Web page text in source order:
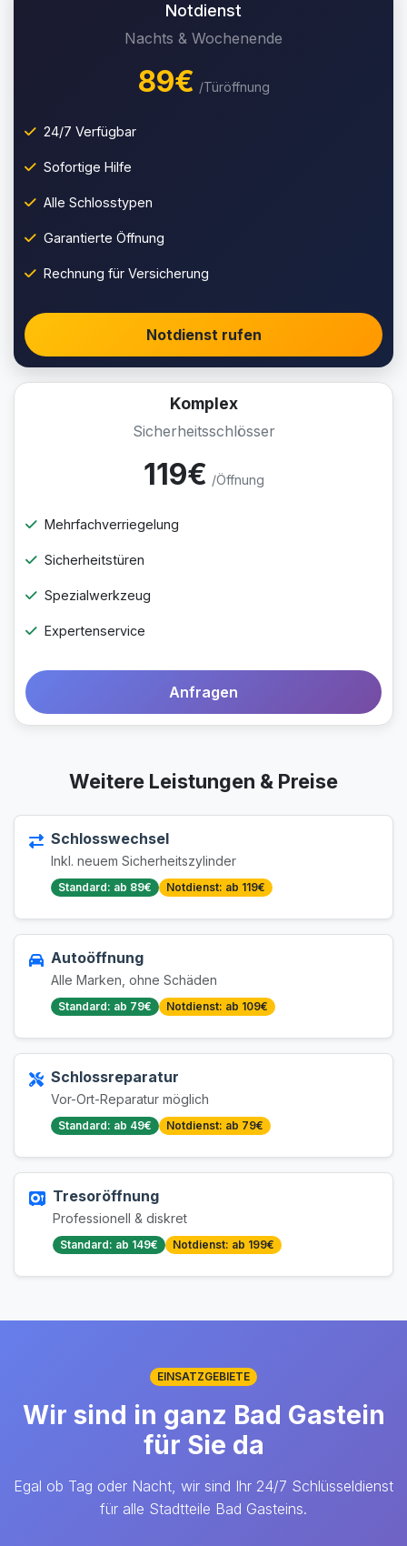
Notdienst
Nachts & Wochenende
89€ /Türöffnung
24/7 Verfügbar
Sofortige Hilfe
Alle Schlosstypen
Garantierte Öffnung
Rechnung für Versicherung
Notdienst rufen
Komplex
Sicherheitsschlösser
119€ /Öffnung
Mehrfachverriegelung
Sicherheitstüren
Spezialwerkzeug
Expertenservice
Anfragen
Weitere Leistungen & Preise
Schlosswechsel
Inkl. neuem Sicherheitszylinder
Standard: ab 89€ Notdienst: ab 119€
Autoöffnung
Alle Marken, ohne Schäden
Standard: ab 79€ Notdienst: ab 109€
Schlossreparatur
Vor-Ort-Reparatur möglich
Standard: ab 49€ Notdienst: ab 79€
Tresoröffnung
Professionell & diskret
Standard: ab 149€ Notdienst: ab 199€
EINSATZGEBIETE
Wir sind in ganz Bad Gastein
für Sie da
Egal ob Tag oder Nacht, wir sind Ihr 24/7 Schlüsseldienst
für alle Stadtteile Bad Gasteins.